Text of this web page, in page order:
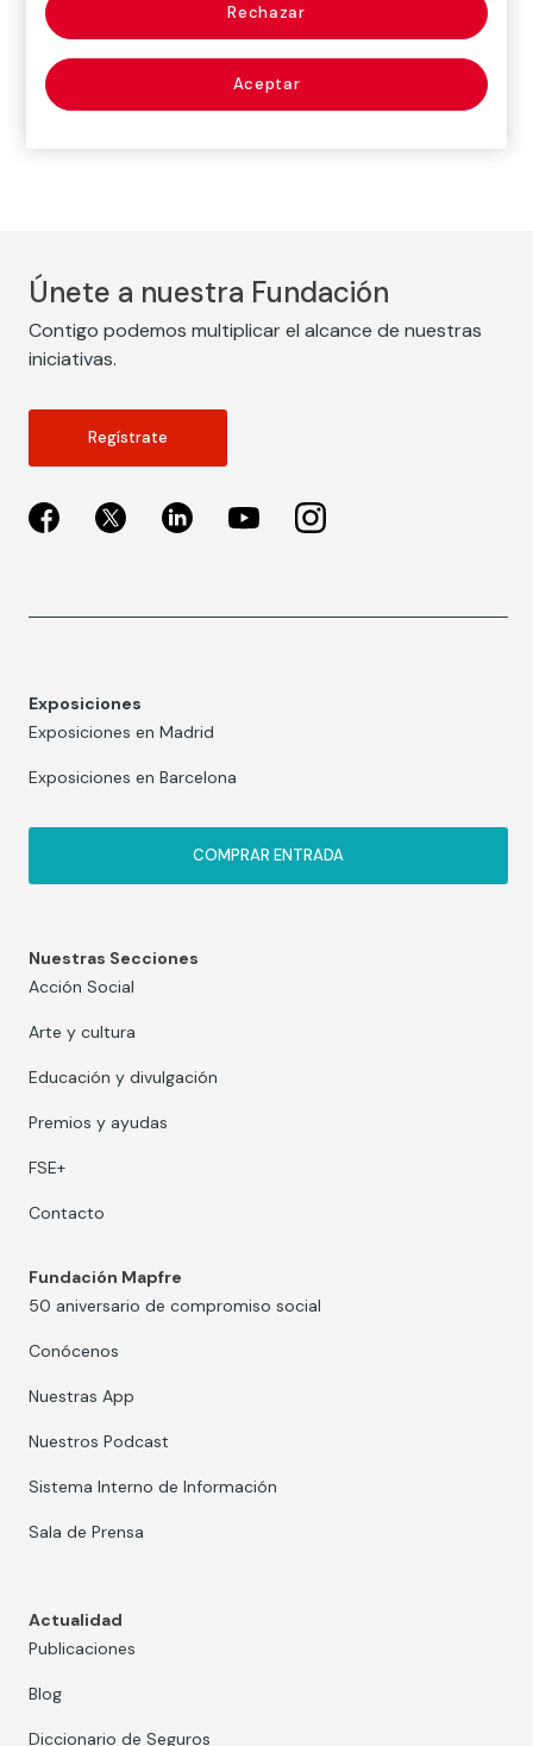
Responsabilidad civil cuyo importe total se puede
exigir a cualquiera de los causantes del daño, el cual
podrá reclamar a los otros la parte correspondiente.
Únete a nuestra Fundación
Contigo podemos multiplicar el alcance de nuestras
iniciativas.
Regístrate
Exposiciones
Exposiciones en Madrid
Exposiciones en Barcelona
COMPRAR ENTRADA
Nuestras Secciones
Acción Social
Arte y cultura
Educación y divulgación
Premios y ayudas
FSE+
Contacto
Fundación Mapfre
50 aniversario de compromiso social
Conócenos
Nuestras App
Nuestros Podcast
Sistema Interno de Información
Sala de Prensa
Actualidad
Publicaciones
Blog
Diccionario de Seguros
Rechazar
Aceptar